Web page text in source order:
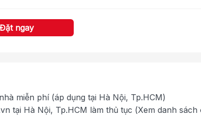
Đặt ngay
miễn phí (áp dụng tại Hà Nội, Tp.HCM)
tại Hà Nội, Tp.HCM làm thủ tục (Xem danh sách